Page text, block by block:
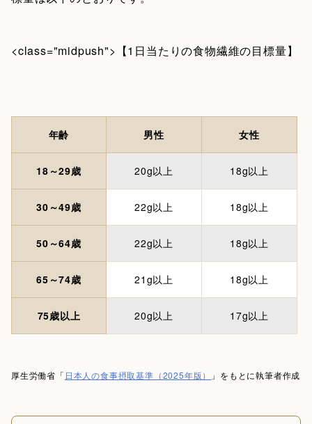
<class="midpush">【1日当たりの食物繊維の目標量】
年齢 男性 女性
18～29歳 20g以上 18g以上
30～49歳 22g以上 18g以上
50～64歳 22g以上 18g以上
65～74歳 21g以上 18g以上
75歳以上 20g以上 17g以上
厚生労働省「 日本人の食事摂取基準（2025年版） 」をもとに執筆者作成